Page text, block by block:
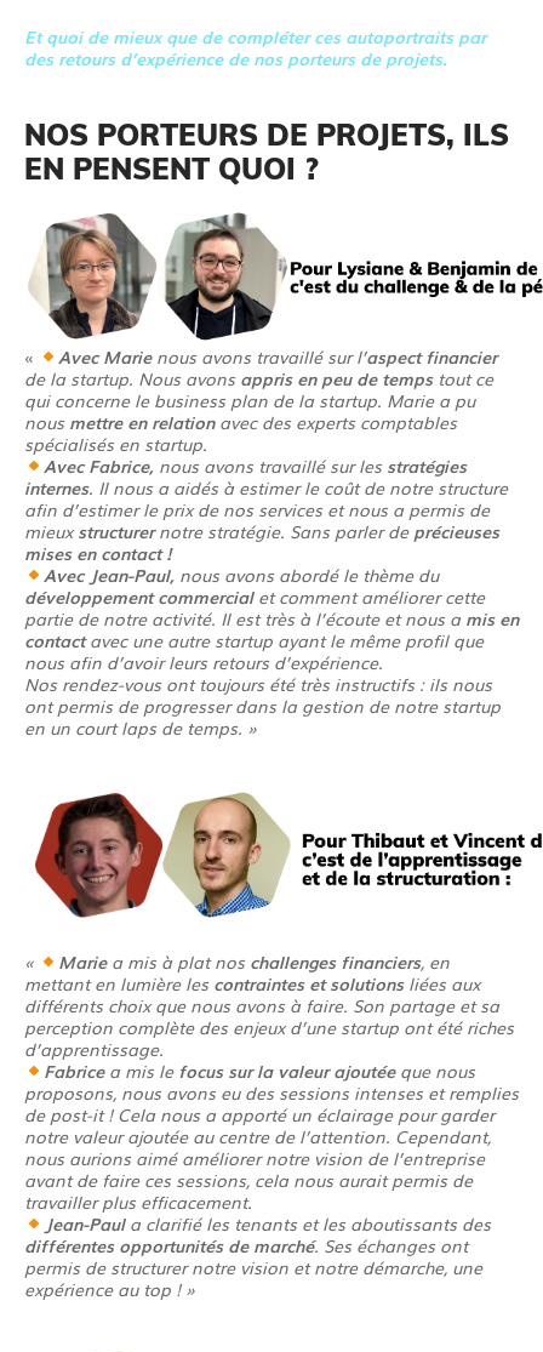
Et quoi de mieux que de compléter ces autoportraits par
des retours d’expérience de nos porteurs de projets.
NOS PORTEURS DE PROJETS, ILS
EN PENSENT QUOI ?
« Avec Marienous avons travaillé sur l’aspect financier
de la startup. Nous avons appris en peu de tempstout ce
qui concerne le business plan de la startup. Marie a pu
nous mettre en relationavec des experts comptables
spécialisés en startup.
Avec Fabrice,nous avons travaillé sur les stratégies
internes. Il nous a aidés à estimer le coût de notre structure
afin d’estimer le prix de nos services et nous a permis de
mieuxstructurernotre stratégie. Sans parler de précieuses
mises en contact !
Avec Jean-Paul,nous avons abordé le thème du
développement commercialet comment améliorer cette
partie de notre activité. Il est très à l’écoute et nous a mis en
contactavec une autre startup ayant le même profil que
nous afin d’avoir leurs retours d’expérience.
Nos rendez-vous ont toujours été très instructifs : ils nous
ont permis de progresser dans la gestion de notre startup
en un court laps de temps. »
« Mariea mis à plat nos challenges financiers, en
mettant en lumière les contraintes et solutionsliées aux
différents choix que nous avons à faire. Son partage et sa
perception complète des enjeux d’une startup ont été riches
d’apprentissage.
Fabricea mis lefocus sur la valeur ajoutéeque nous
proposons, nous avons eu des sessions intenses et remplies
de post-it ! Cela nous a apporté un éclairage pour garder
notre valeur ajoutée au centre de l’attention. Cependant,
nous aurions aimé améliorer notre vision de l’entreprise
avant de faire ces sessions, cela nous aurait permis de
travailler plus efficacement.
Jean-Paula clarifié les tenants et les aboutissants des
différentes opportunités de marché. Ses échanges ont
permis de structurer notre vision et notre démarche, une
expérience au top ! »